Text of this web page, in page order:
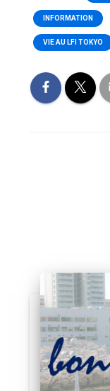
INFORMATION
VIE AU LFI TOKYO